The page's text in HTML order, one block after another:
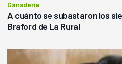
Ganadería
A cuánto se subastaron los
Braford de La Rural